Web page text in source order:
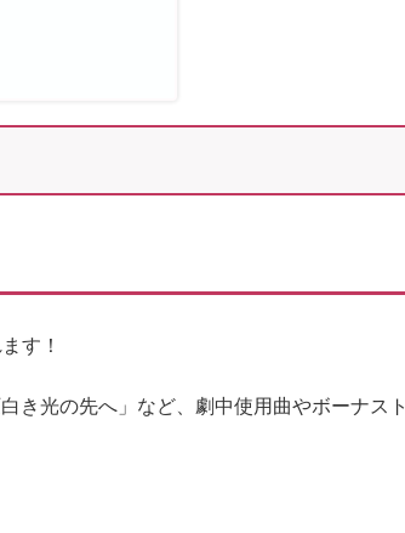
す！
き光の先へ」など、劇中使用曲やボーナスト